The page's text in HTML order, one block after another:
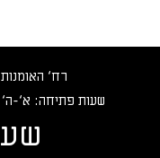
רח‘ האומנות 20 , א.ת חדש נתניה, טלפון:
שעות פתיחה: א‘-ה‘ 10:00-18:00 , שישי: 9:00-14:00